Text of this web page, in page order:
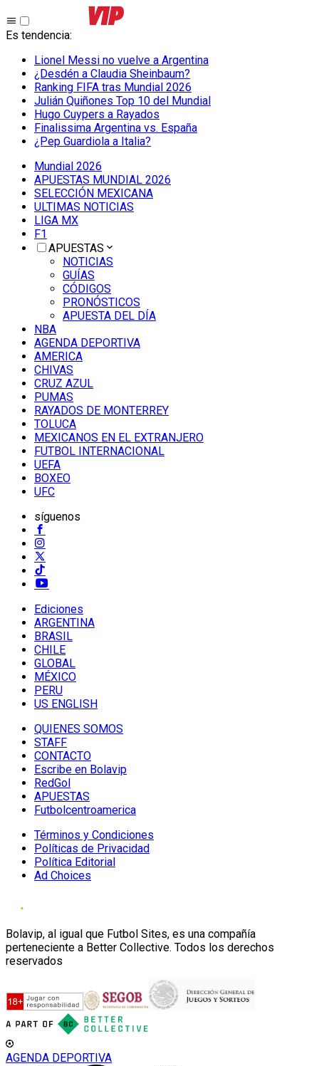
Es tendencia:
Lionel Messi no vuelve a Argentina
¿Desdén a Claudia Sheinbaum?
Ranking FIFA tras Mundial 2026
Julián Quiñones Top 10 del Mundial
Hugo Cuypers a Rayados
Finalissima Argentina vs. España
¿Pep Guardiola a Italia?
Mundial 2026
APUESTAS MUNDIAL 2026
SELECCIÓN MEXICANA
ULTIMAS NOTICIAS
LIGA MX
F1
APUESTAS
NOTICIAS
GUÍAS
CÓDIGOS
PRONÓSTICOS
APUESTA DEL DÍA
NBA
AGENDA DEPORTIVA
AMERICA
CHIVAS
CRUZ AZUL
PUMAS
RAYADOS DE MONTERREY
TOLUCA
MEXICANOS EN EL EXTRANJERO
FUTBOL INTERNACIONAL
UEFA
BOXEO
UFC
síguenos
Ediciones
ARGENTINA
BRASIL
CHILE
GLOBAL
MÉXICO
PERU
US ENGLISH
QUIENES SOMOS
STAFF
CONTACTO
Escribe en Bolavip
RedGol
APUESTAS
Futbolcentroamerica
Términos y Condiciones
Políticas de Privacidad
Política Editorial
Ad Choices
Bolavip, al igual que Futbol Sites, es una compañía
perteneciente a Better Collective. Todos los derechos
reservados
AGENDA DEPORTIVA